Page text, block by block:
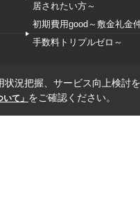
居されたい方～
初期費用good～敷金礼金
手数料トリプルゼロ～
況把握、サービス向上検討
て」 をご確認ください。